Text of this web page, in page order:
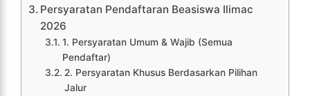
Persyaratan Pendaftaran Beasiswa Ilimac
2026
1. Persyaratan Umum & Wajib (Semua
Pendaftar)
2. Persyaratan Khusus Berdasarkan Pilihan
Jalur